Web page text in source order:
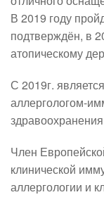
В 2019 году
подтверждён, в
атопическому
С 2019г.
аллергологом-
Член
клинической
аллергологии и